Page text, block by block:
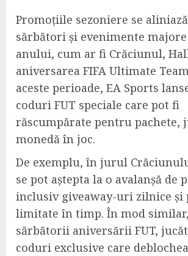
Promoțiile sezoniere se
sărbători și evenimente
anului, cum ar fi Crăciunul,
aniversarea FIFA Ultimate
aceste perioade, EA Sports
coduri FUT speciale care pot fi
răscumpărate pentru pachete,
monedă în joc.
De exemplu, în jurul
se pot aștepta la o avalanșă de
inclusiv giveaway-uri zilnice și
limitate în timp. În mod
sărbătorii aniversării FUT,
coduri exclusive care